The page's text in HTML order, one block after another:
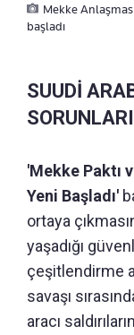
Mekke
başladı
SUUDİ
'Mekke Paktı
Yeni Başladı'
ortaya
yaşadığı
çeşitlendirme
savaşı
aracı